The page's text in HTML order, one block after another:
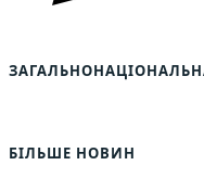
БІЛЬШЕ НОВИН